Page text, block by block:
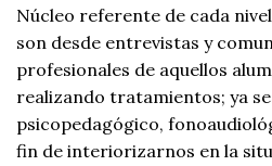
Núcleo referente de cada
son desde entrevistas y
profesionales de aquellos
realizando tratamientos; ya
psicopedagógico,
fin de interiorizarnos en la